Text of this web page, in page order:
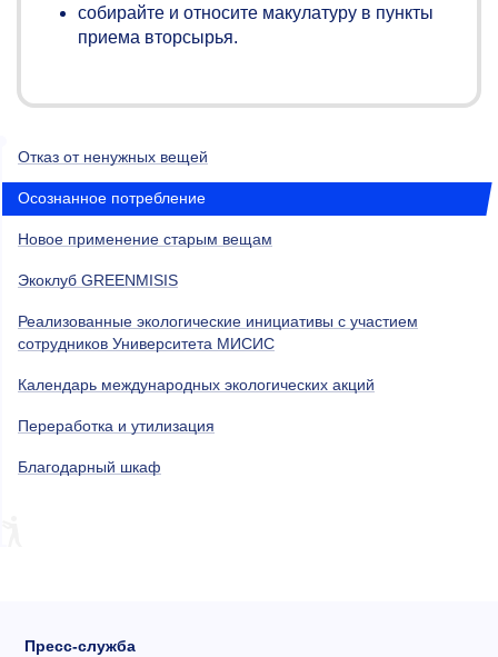
собирайте и относите макулатуру в пункты
приема вторсырья.
Отказ от ненужных вещей
Осознанное потребление
Новое применение старым вещам
Экоклуб GREENMISIS
Реализованные экологические инициативы с участием
сотрудников Университета МИСИС
Календарь международных экологических акций
Переработка и утилизация
Благодарный шкаф
Пресс-служба